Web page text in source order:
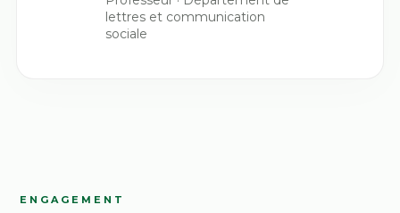
lettres et communication
sociale
ENGAGEMENT